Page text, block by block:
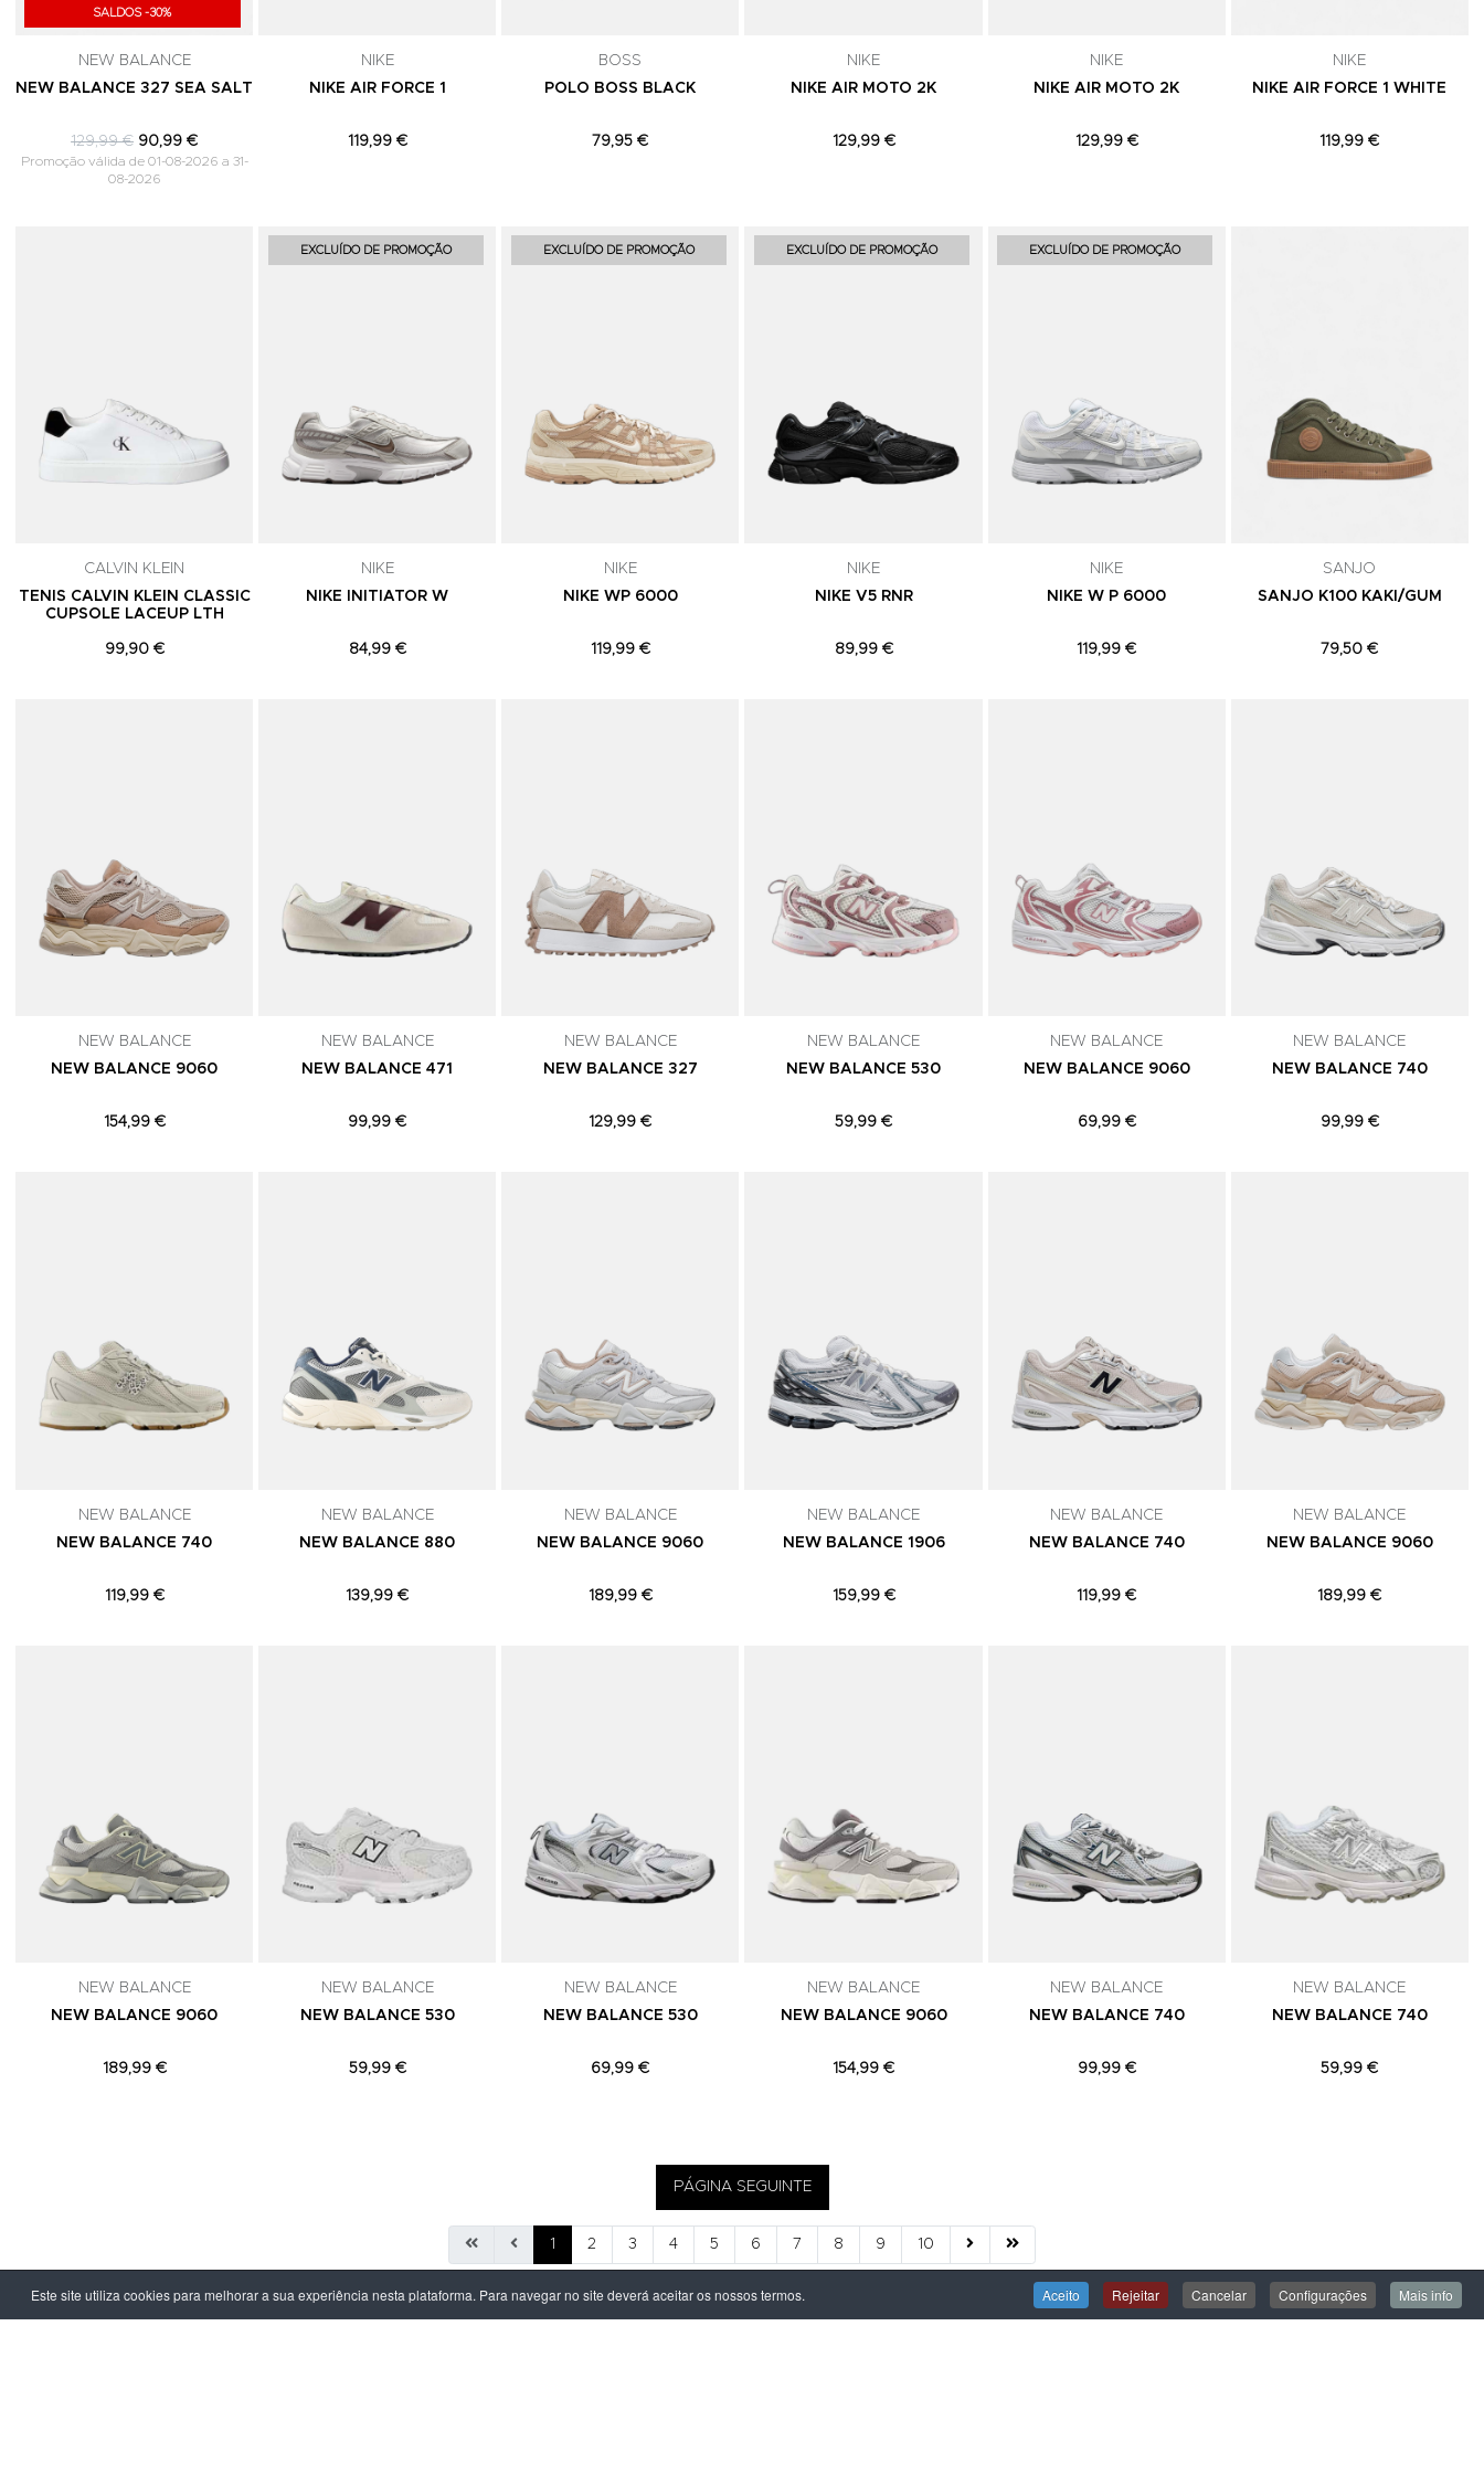
SALDOS -30%
NEW BALANCE
NEW BALANCE 327 SEA SALT
129,99 € 90,99 €
Promoção válida de 01-08-2026 a 31-
08-2026
NIKE
NIKE AIR FORCE 1
119,99 €
BOSS
POLO BOSS BLACK
79,95 €
NIKE
NIKE AIR MOTO 2K
129,99 €
NIKE
NIKE AIR MOTO 2K
129,99 €
NIKE
NIKE AIR FORCE 1 WHITE
119,99 €
Adicionar aos Favoritos
CALVIN KLEIN
TENIS CALVIN KLEIN CLASSIC
CUPSOLE LACEUP LTH
99,90 €
EXCLUÍDO DE PROMOÇÃO Adicionar aos Favoritos
NIKE
NIKE INITIATOR W
84,99 €
EXCLUÍDO DE PROMOÇÃO Adicionar aos Favoritos
NIKE
NIKE WP 6000
119,99 €
EXCLUÍDO DE PROMOÇÃO Adicionar aos Favoritos
NIKE
NIKE V5 RNR
89,99 €
EXCLUÍDO DE PROMOÇÃO
NIKE
NIKE W P 6000
119,99 €
SANJO
SANJO K100 KAKI/GUM
79,50 €
NEW BALANCE
NEW BALANCE 9060
154,99 €
NEW BALANCE
NEW BALANCE 471
99,99 €
NEW BALANCE
NEW BALANCE 327
129,99 €
NEW BALANCE
NEW BALANCE 530
59,99 €
NEW BALANCE
NEW BALANCE 9060
69,99 €
NEW BALANCE
NEW BALANCE 740
99,99 €
NEW BALANCE
NEW BALANCE 740
119,99 €
NEW BALANCE
NEW BALANCE 880
139,99 €
NEW BALANCE
NEW BALANCE 9060
189,99 €
NEW BALANCE
NEW BALANCE 1906
159,99 €
NEW BALANCE
NEW BALANCE 740
119,99 €
NEW BALANCE
NEW BALANCE 9060
189,99 €
NEW BALANCE
NEW BALANCE 9060
189,99 €
NEW BALANCE
NEW BALANCE 530
59,99 €
NEW BALANCE
NEW BALANCE 530
69,99 €
NEW BALANCE
NEW BALANCE 9060
154,99 €
NEW BALANCE
NEW BALANCE 740
99,99 €
NEW BALANCE
NEW BALANCE 740
59,99 €
PÁGINA SEGUINTE
1 2 3 4 5 6 7 8 9 10
Este site utiliza cookies para melhorar a sua experiência nesta plataforma. Para navegar no site deverá aceitar os nossos termos. Aceito Rejeitar Cancelar Configurações Mais info